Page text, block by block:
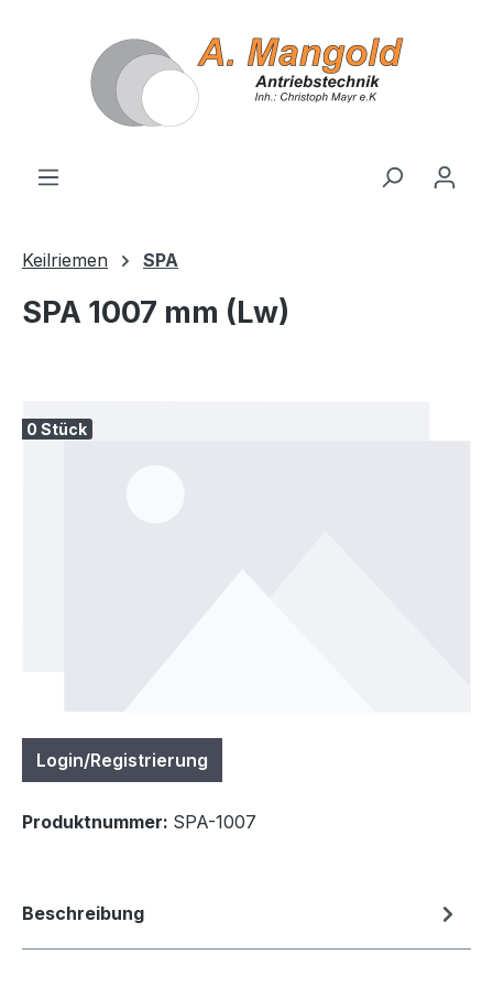
Keilriemen SPA
SPA 1007 mm (Lw)
0 Stück
Login/Registrierung
Produktnummer: SPA-1007
Beschreibung